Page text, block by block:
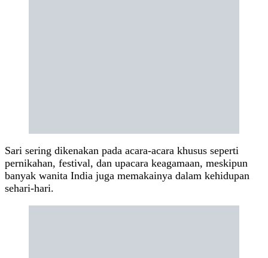
Sari sering dikenakan pada acara-acara khusus seperti
pernikahan, festival, dan upacara keagamaan, meskipun
banyak wanita India juga memakainya dalam kehidupan
sehari-hari.